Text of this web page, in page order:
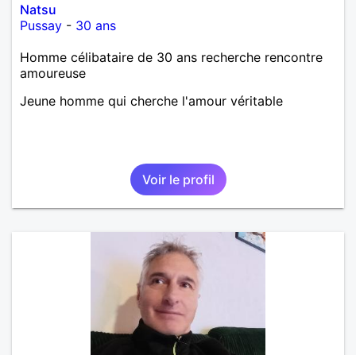
Natsu
Pussay - 30 ans
Homme célibataire de 30 ans recherche rencontre
amoureuse
Jeune homme qui cherche l'amour véritable
Voir le profil